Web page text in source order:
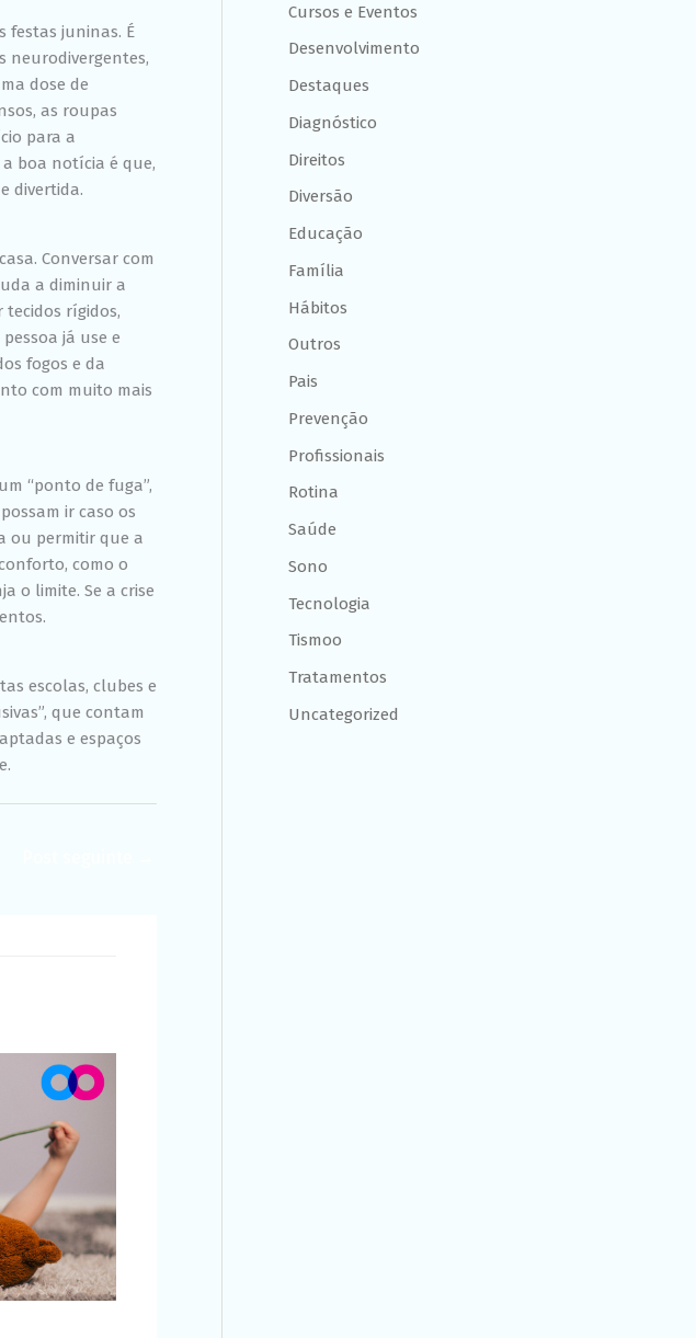
festas juninas. É
neurodivergentes,
dose de
as roupas
para a
boa notícia é que,
divertida.
Conversar com
a diminuir a
tecidos rígidos,
já use e
fogos e da
com muito mais
“ponto de fuga”,
ir caso os
ou permitir que a
como o
o limite. Se a crise
escolas, clubes e
que contam
e espaços
Cursos e Eventos
Desenvolvimento
Destaques
Diagnóstico
Direitos
Diversão
Educação
Família
Hábitos
Outros
Pais
Prevenção
Profissionais
Rotina
Saúde
Sono
Tecnologia
Tismoo
Tratamentos
Uncategorized
esses
site.
e
ao visitar nosso
você
a
de ver
conteúdo e